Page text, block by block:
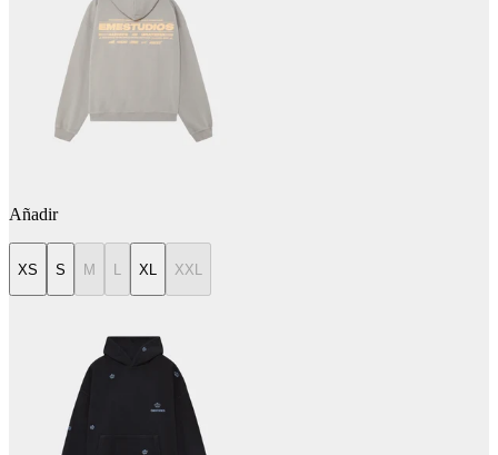
Añadir
XS S M L XL XXL